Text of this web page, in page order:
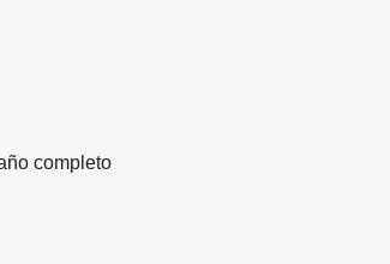
completo